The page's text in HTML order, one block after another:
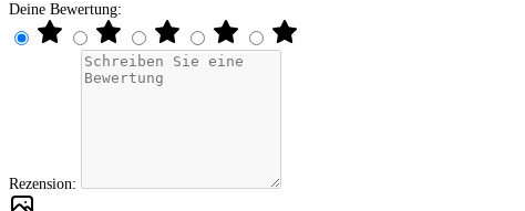
Deine Bewertung:
Rezension: